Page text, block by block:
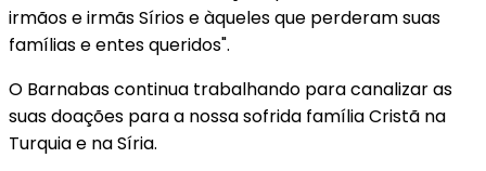
irmãos e irmãs Sírios e àqueles que perderam suas
famílias e entes queridos".
O Barnabas continua trabalhando para canalizar as
suas doações para a nossa sofrida família Cristã na
Turquia e na Síria.